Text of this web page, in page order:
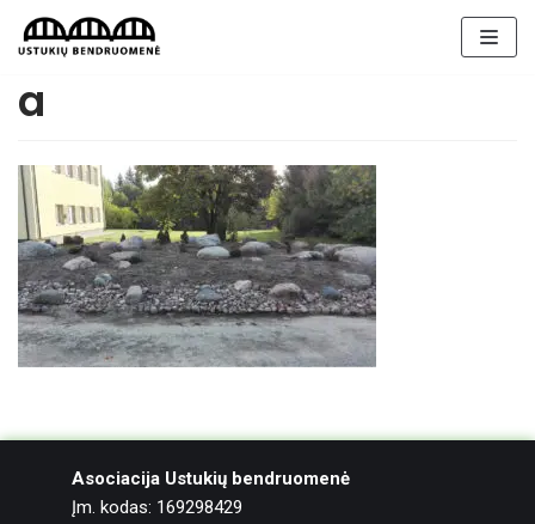
Skip
to
a
Asociacija Ustukių bendruomenė
Įm. kodas: 169298429